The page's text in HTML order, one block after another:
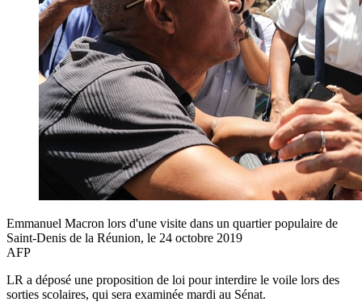
Emmanuel Macron lors d'une visite dans un quartier populaire de
Saint-Denis de la Réunion, le 24 octobre 2019
AFP
LR a déposé une proposition de loi pour interdire le voile lors des
sorties scolaires, qui sera examinée mardi au Sénat.